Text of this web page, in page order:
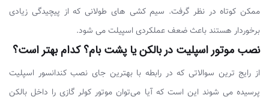
ممکن کوتاه در نظر گرفت. سیم کشی های طولانی که از پیچیدگی زیادی
برخوردار هستند باعث ضعف عملکردی اسپیلت می شود.
نصب موتور اسپلیت در بالکن یا پشت بام؟ کدام بهتر است؟
از رایج ترین سوالاتی که در رابطه با بهترین جای نصب کندانسور اسپلیت
پرسیده می شوند این است که آیا می‌توان موتور کولر گازی را داخل بالکن